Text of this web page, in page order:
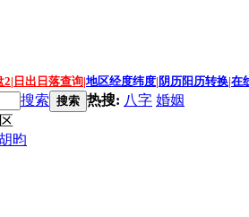
2| 日出日落查询|地区经度纬度| 阴历阳历转换|在
搜索 搜索 热搜: 八字 婚姻
昀